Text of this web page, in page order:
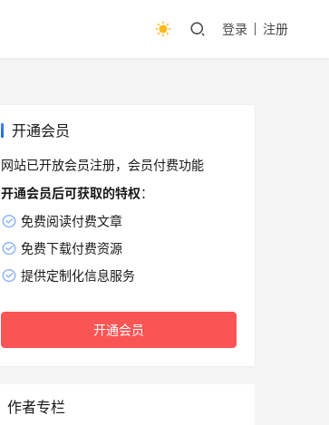
登录 注册
开通会员
网站已开放会员注册，会员付费功能
开通会员后可获取的特权：
免费阅读付费文章
免费下载付费资源
提供定制化信息服务
开通会员
作者专栏